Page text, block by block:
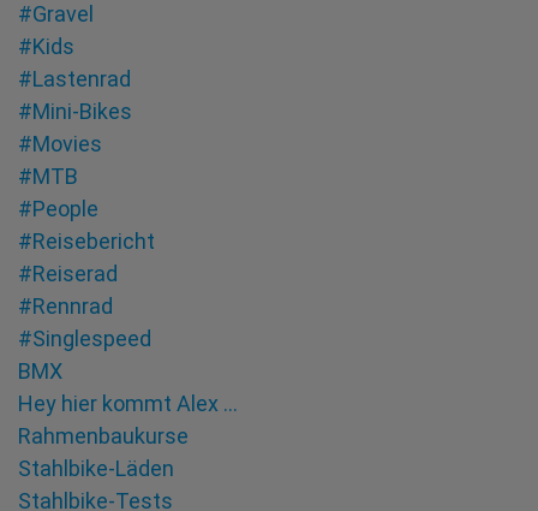
#Gravel
#Kids
#Lastenrad
#Mini-Bikes
#Movies
#MTB
#People
#Reisebericht
#Reiserad
#Rennrad
#Singlespeed
BMX
Hey hier kommt Alex …
Rahmenbaukurse
Stahlbike-Läden
Stahlbike-Tests